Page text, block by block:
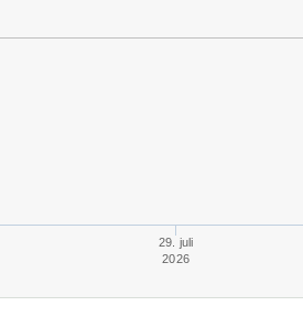
29. juli
2026